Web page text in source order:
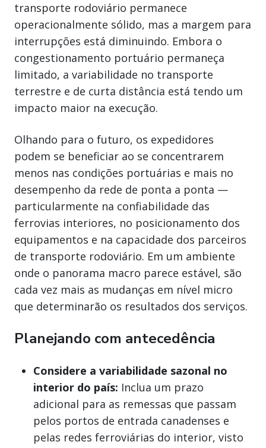
transporte rodoviário permanece
operacionalmente sólido, mas a margem para
interrupções está diminuindo. Embora o
congestionamento portuário permaneça
limitado, a variabilidade no transporte
terrestre e de curta distância está tendo um
impacto maior na execução.
Olhando para o futuro, os expedidores
podem se beneficiar ao se concentrarem
menos nas condições portuárias e mais no
desempenho da rede de ponta a ponta —
particularmente na confiabilidade das
ferrovias interiores, no posicionamento dos
equipamentos e na capacidade dos parceiros
de transporte rodoviário. Em um ambiente
onde o panorama macro parece estável, são
cada vez mais as mudanças em nível micro
que determinarão os resultados dos serviços.
Planejando com antecedência
Considere a variabilidade sazonal no
interior do país: Inclua um prazo
adicional para as remessas que passam
pelos portos de entrada canadenses e
pelas redes ferroviárias do interior, visto